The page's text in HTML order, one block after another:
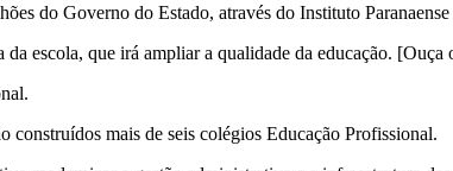
do Governo do Estado, através do Instituto
escola, que irá ampliar a qualidade da educação. [Ouça
mais de seis colégios Educação Profissional.